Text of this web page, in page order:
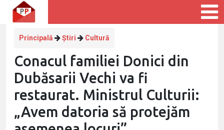
Principală Știri Cultură
Conacul familiei Donici din
Dubăsarii Vechi va fi
restaurat. Ministrul Culturii:
„Avem datoria să protejăm